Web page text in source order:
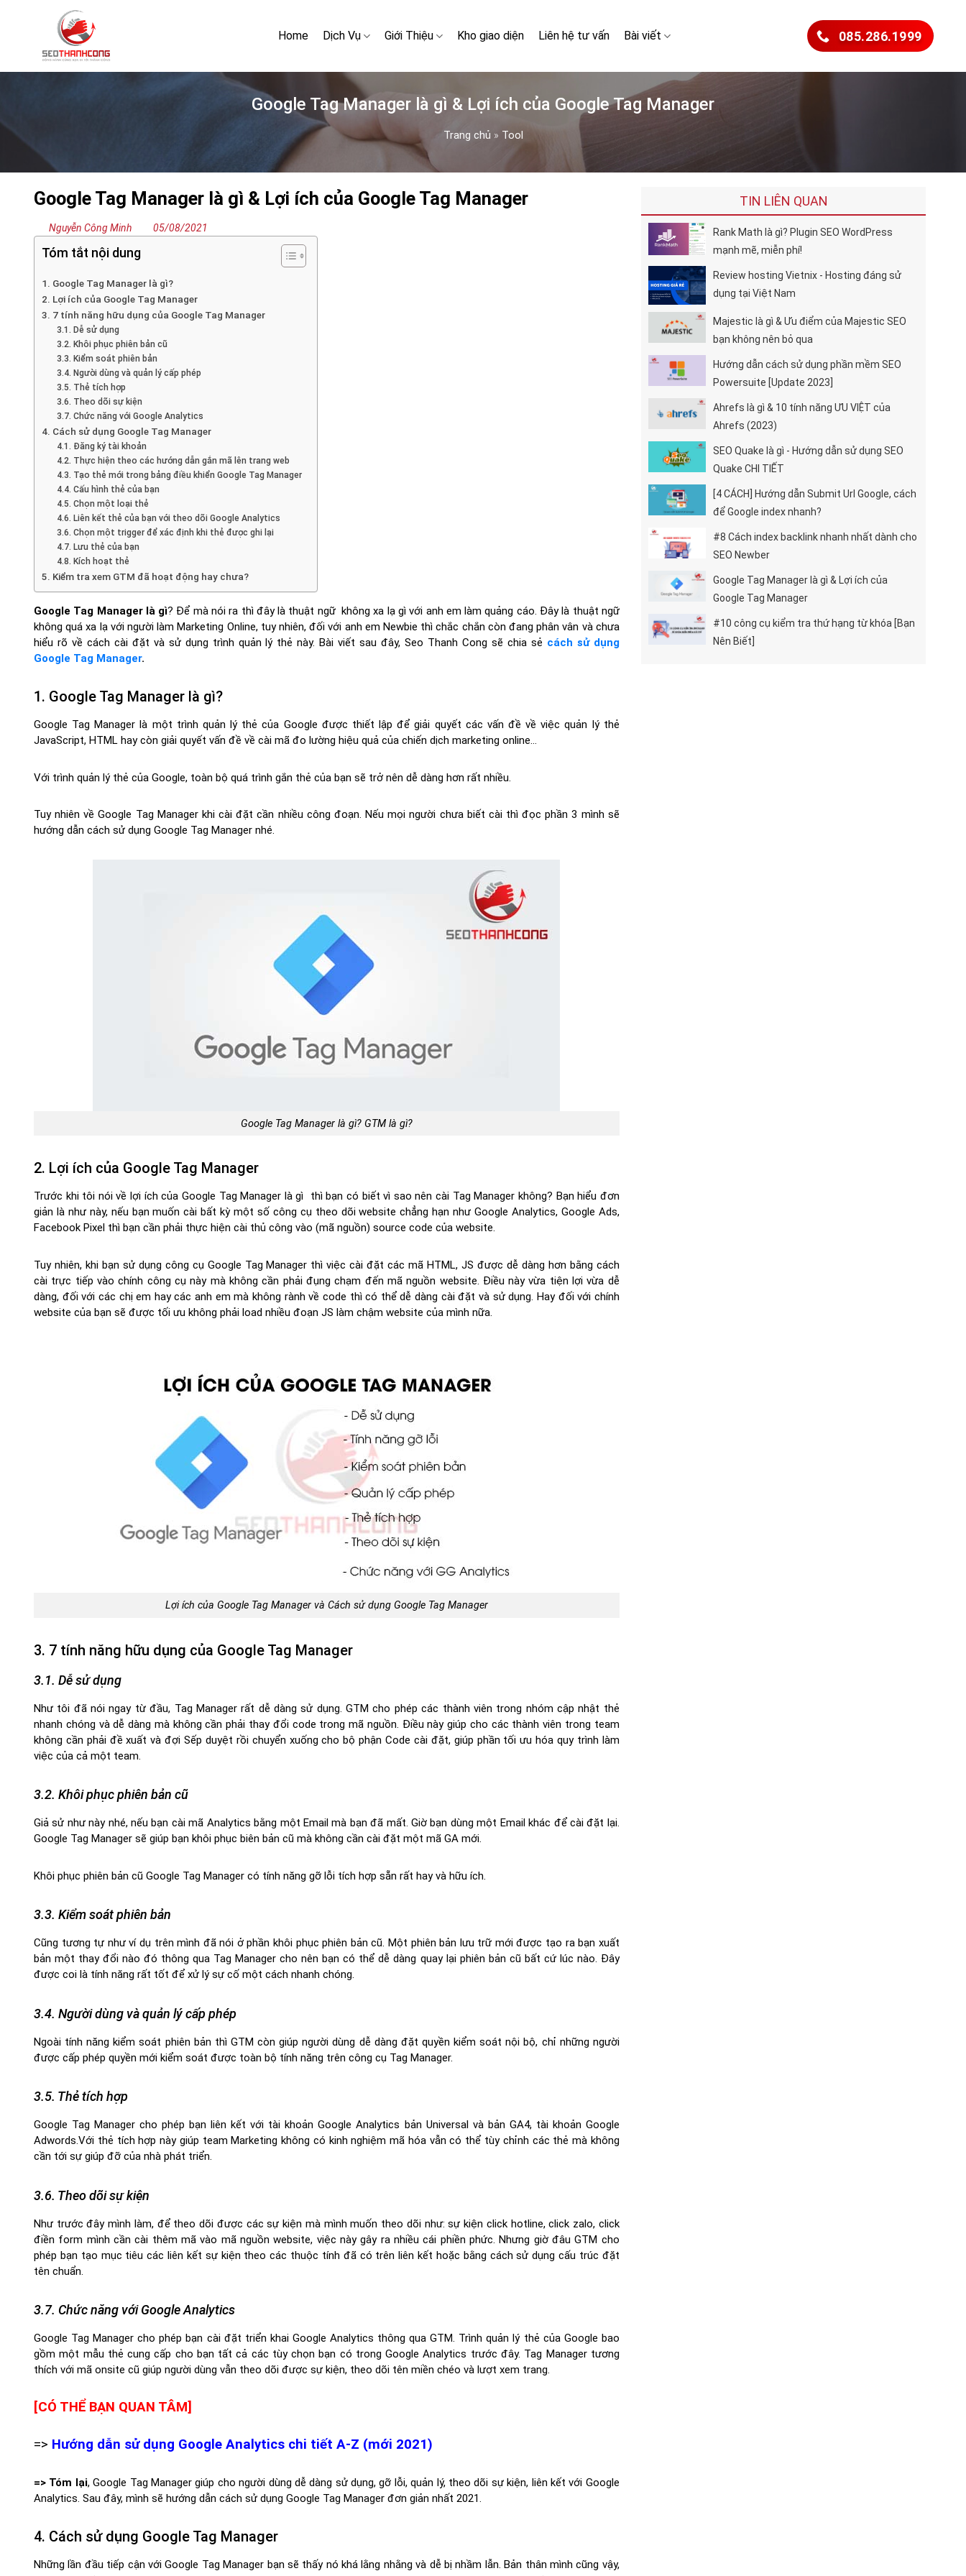
Home Dịch Vụ Giới Thiệu Kho giao diện Liên hệ tư vấn Bài viết 085.286.1999
Google Tag Manager là gì & Lợi ích của Google Tag Manager
Trang chủ » Tool
Google Tag Manager là gì & Lợi ích của Google Tag Manager
Nguyễn Công Minh 05/08/2021
Tóm tắt nội dung
1. Google Tag Manager là gì?
2. Lợi ích của Google Tag Manager
3. 7 tính năng hữu dụng của Google Tag Manager
3.1. Dễ sử dụng
3.2. Khôi phục phiên bản cũ
3.3. Kiểm soát phiên bản
3.4. Người dùng và quản lý cấp phép
3.5. Thẻ tích hợp
3.6. Theo dõi sự kiện
3.7. Chức năng với Google Analytics
4. Cách sử dụng Google Tag Manager
4.1. Đăng ký tài khoản
4.2. Thực hiện theo các hướng dẫn gắn mã lên trang web
4.3. Tạo thẻ mới trong bảng điều khiển Google Tag Manager
4.4. Cấu hình thẻ của bạn
4.5. Chọn một loại thẻ
4.6. Liên kết thẻ của bạn với theo dõi Google Analytics
3.6. Chọn một trigger để xác định khi thẻ được ghi lại
4.7. Lưu thẻ của bạn
4.8. Kích hoạt thẻ
5. Kiểm tra xem GTM đã hoạt động hay chưa?
Google Tag Manager là gì? Để mà nói ra thì đây là thuật ngữ không xa lạ gì với anh em làm quảng cáo. Đây là thuật ngữ
không quá xa lạ với người làm Marketing Online, tuy nhiên, đối với anh em Newbie thì chắc chắn còn đang phân vân và chưa
hiểu rõ về cách cài đặt và sử dụng trình quản lý thẻ này. Bài viết sau đây, Seo Thanh Cong sẽ chia sẻ cách sử dụng
Google Tag Manager.
1. Google Tag Manager là gì?
Google Tag Manager là một trình quản lý thẻ của Google được thiết lập để giải quyết các vấn đề về việc quản lý thẻ
JavaScript, HTML hay còn giải quyết vấn đề về cài mã đo lường hiệu quả của chiến dịch marketing online…
Với trình quản lý thẻ của Google, toàn bộ quá trình gắn thẻ của bạn sẽ trở nên dễ dàng hơn rất nhiều.
Tuy nhiên về Google Tag Manager khi cài đặt cần nhiều công đoạn. Nếu mọi người chưa biết cài thì đọc phần 3 mình sẽ
hướng dẫn cách sử dụng Google Tag Manager nhé.
Google Tag Manager là gì? GTM là gì?
2. Lợi ích của Google Tag Manager
Trước khi tôi nói về lợi ích của Google Tag Manager là gì thì bạn có biết vì sao nên cài Tag Manager không? Bạn hiểu đơn
giản là như này, nếu bạn muốn cài bất kỳ một số công cụ theo dõi website chẳng hạn như Google Analytics, Google Ads,
Facebook Pixel thì bạn cần phải thực hiện cài thủ công vào (mã nguồn) source code của website.
Tuy nhiên, khi bạn sử dụng công cụ Google Tag Manager thì việc cài đặt các mã HTML, JS được dễ dàng hơn bằng cách
cài trực tiếp vào chính công cụ này mà không cần phải đụng chạm đến mã nguồn website. Điều này vừa tiện lợi vừa dễ
dàng, đối với các chị em hay các anh em mà không rành về code thì có thể dễ dàng cài đặt và sử dụng. Hay đối với chính
website của bạn sẽ được tối ưu không phải load nhiều đoạn JS làm chậm website của mình nữa.
Lợi ích của Google Tag Manager và Cách sử dụng Google Tag Manager
3. 7 tính năng hữu dụng của Google Tag Manager
3.1. Dễ sử dụng
Như tôi đã nói ngay từ đầu, Tag Manager rất dễ dàng sử dụng. GTM cho phép các thành viên trong nhóm cập nhật thẻ
nhanh chóng và dễ dàng mà không cần phải thay đổi code trong mã nguồn. Điều này giúp cho các thành viên trong team
không cần phải đề xuất và đợi Sếp duyệt rồi chuyển xuống cho bộ phận Code cài đặt, giúp phần tối ưu hóa quy trình làm
việc của cả một team.
3.2. Khôi phục phiên bản cũ
Giả sử như này nhé, nếu bạn cài mã Analytics bằng một Email mà bạn đã mất. Giờ bạn dùng một Email khác để cài đặt lại.
Google Tag Manager sẽ giúp bạn khôi phục biên bản cũ mà không cần cài đặt một mã GA mới.
Khôi phục phiên bản cũ Google Tag Manager có tính năng gỡ lỗi tích hợp sẵn rất hay và hữu ích.
3.3. Kiểm soát phiên bản
Cũng tương tự như ví dụ trên mình đã nói ở phần khôi phục phiên bản cũ. Một phiên bản lưu trữ mới được tạo ra bạn xuất
bản một thay đổi nào đó thông qua Tag Manager cho nên bạn có thể dễ dàng quay lại phiên bản cũ bất cứ lúc nào. Đây
được coi là tính năng rất tốt để xử lý sự cố một cách nhanh chóng.
3.4. Người dùng và quản lý cấp phép
Ngoài tính năng kiểm soát phiên bản thì GTM còn giúp người dùng dễ dàng đặt quyền kiểm soát nội bộ, chỉ những người
được cấp phép quyền mới kiểm soát được toàn bộ tính năng trên công cụ Tag Manager.
3.5. Thẻ tích hợp
Google Tag Manager cho phép bạn liên kết với tài khoản Google Analytics bản Universal và bản GA4, tài khoản Google
Adwords.Với thẻ tích hợp này giúp team Marketing không có kinh nghiệm mã hóa vẫn có thể tùy chỉnh các thẻ mà không
cần tới sự giúp đỡ của nhà phát triển.
3.6. Theo dõi sự kiện
Như trước đây mình làm, để theo dõi được các sự kiện mà mình muốn theo dõi như: sự kiện click hotline, click zalo, click
điền form mình cần cài thêm mã vào mã nguồn website, việc này gây ra nhiều cái phiền phức. Nhưng giờ đâu GTM cho
phép bạn tạo mục tiêu các liên kết sự kiện theo các thuộc tính đã có trên liên kết hoặc bằng cách sử dụng cấu trúc đặt
tên chuẩn.
3.7. Chức năng với Google Analytics
Google Tag Manager cho phép bạn cài đặt triển khai Google Analytics thông qua GTM. Trình quản lý thẻ của Google bao
gồm một mẫu thẻ cung cấp cho bạn tất cả các tùy chọn bạn có trong Google Analytics trước đây. Tag Manager tương
thích với mã onsite cũ giúp người dùng vẫn theo dõi được sự kiện, theo dõi tên miền chéo và lượt xem trang.
[CÓ THỂ BẠN QUAN TÂM]
=> Hướng dẫn sử dụng Google Analytics chi tiết A-Z (mới 2021)
=> Tóm lại, Google Tag Manager giúp cho người dùng dễ dàng sử dụng, gỡ lỗi, quản lý, theo dõi sự kiện, liên kết với Google
Analytics. Sau đây, mình sẽ hướng dẫn cách sử dụng Google Tag Manager đơn giản nhất 2021.
4. Cách sử dụng Google Tag Manager
Những lần đầu tiếp cận với Google Tag Manager bạn sẽ thấy nó khá lằng nhằng và dễ bị nhầm lẫn. Bản thân mình cũng vậy,
TIN LIÊN QUAN
Rank Math là gì? Plugin SEO WordPress
mạnh mẽ, miễn phí!
Review hosting Vietnix - Hosting đáng sử
dụng tại Việt Nam
Majestic là gì & Ưu điểm của Majestic SEO
bạn không nên bỏ qua
Hướng dẫn cách sử dụng phần mềm SEO
Powersuite [Update 2023]
Ahrefs là gì & 10 tính năng ƯU VIỆT của
Ahrefs (2023)
SEO Quake là gì - Hướng dẫn sử dụng SEO
Quake CHI TIẾT
[4 CÁCH] Hướng dẫn Submit Url Google, cách
để Google index nhanh?
#8 Cách index backlink nhanh nhất dành cho
SEO Newber
Google Tag Manager là gì & Lợi ích của
Google Tag Manager
#10 công cụ kiểm tra thứ hạng từ khóa [Bạn
Nên Biết]